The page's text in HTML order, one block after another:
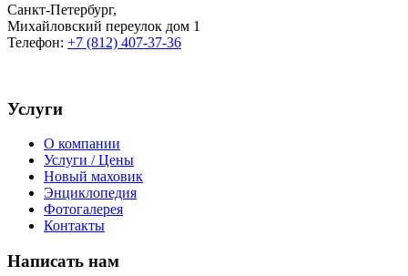
Санкт-Петербург,
Михайловский переулок дом 1
Телефон: +7 (812) 407-37-36
Услуги
О компании
Услуги / Цены
Новый маховик
Энциклопедия
Фотогалерея
Контакты
Написать нам